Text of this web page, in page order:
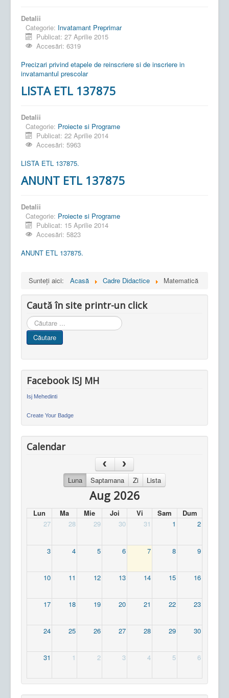
Detalii
Categorie: Invatamant Preprimar
Publicat: 27 Aprilie 2015
Accesări: 6319
Precizari privind etapele de reinscriere si de inscriere in
invatamantul prescolar
LISTA ETL 137875
Detalii
Categorie: Proiecte si Programe
Publicat: 22 Aprilie 2014
Accesări: 5963
LISTA ETL 137875.
ANUNT ETL 137875
Detalii
Categorie: Proiecte si Programe
Publicat: 15 Aprilie 2014
Accesări: 5823
ANUNT ETL 137875.
Sunteți aici: Acasă Cadre Didactice Matematică
Caută în site printr-un click
Cauta
in
site
Căutare
Facebook ISJ MH
Isj Mehedinti
Create Your Badge
Calendar
Luna Saptamana Zi Lista
Aug 2026
Lun Ma Mie Joi Vi Sam
Dum
27
28 29 30 31 1 2
3 4 5 6 7 8 9
10 11 12 13 14 15 16
17 18 19 20 21 22 23
24 25 26 27 28 29 30
31 1 2 3 4 5 6